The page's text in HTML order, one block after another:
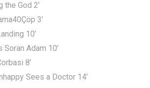
the God 2’
3’
10’
Soran Adam 10’
8’
Sees a Doctor 14’